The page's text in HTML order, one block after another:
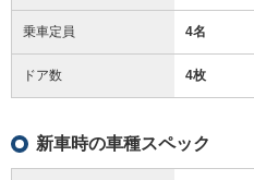
乗車定員 4名
ドア数 4枚
新車時の車種スペック